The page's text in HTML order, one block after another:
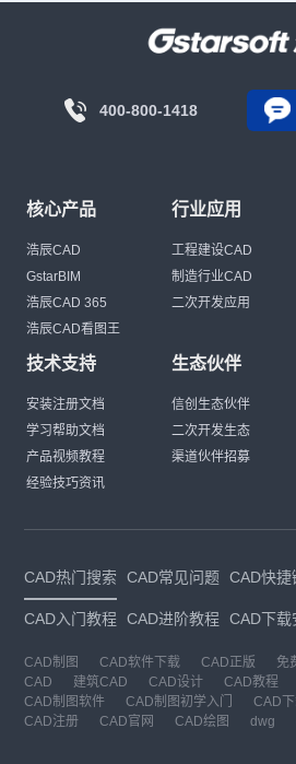
400-800-1418
核心产品
浩辰CAD
GstarBIM
浩辰CAD 365
浩辰CAD看图王
行业应用
工程建设CAD
制造行业CAD
二次开发应用
技术支持
安装注册文档
学习帮助文档
产品视频教程
经验技巧资讯
生态伙伴
信创生态伙伴
二次开发生态
渠道伙伴招募
CAD热门搜索 CAD常见问题 CAD快
CAD入门教程 CAD进阶教程 CAD下载
CAD制图 CAD软件下载 CAD正版 免
CAD
建筑CAD CAD设计 CAD教程
CAD制图软件
CAD制图初学入门 CAD
CAD注册
CAD官网 CAD绘图 dwg